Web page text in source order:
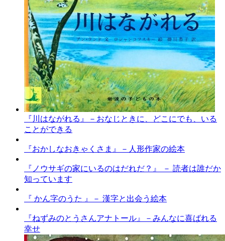
『川はながれる』－おなじときに、どこにでも、いる
ことができる
『おかしなおきゃくさま』－人形作家の絵本
『ノウサギの家にいるのはだれだ？』 － 読者は誰だか
知っています
『 かん字のうた 』－ 漢字と出会う絵本
『ねずみのとうさんアナトール』－みんなに喜ばれる
幸せ